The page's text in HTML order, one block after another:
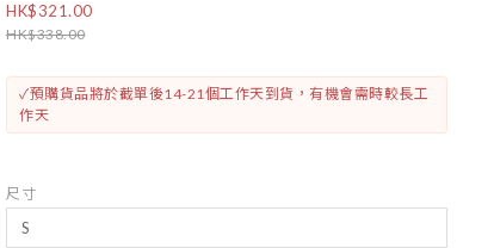
HK$321.00
HK$338.00
✓預購貨品將於截單後14-21個工作天到貨，有機會需時較長工
作天
尺寸